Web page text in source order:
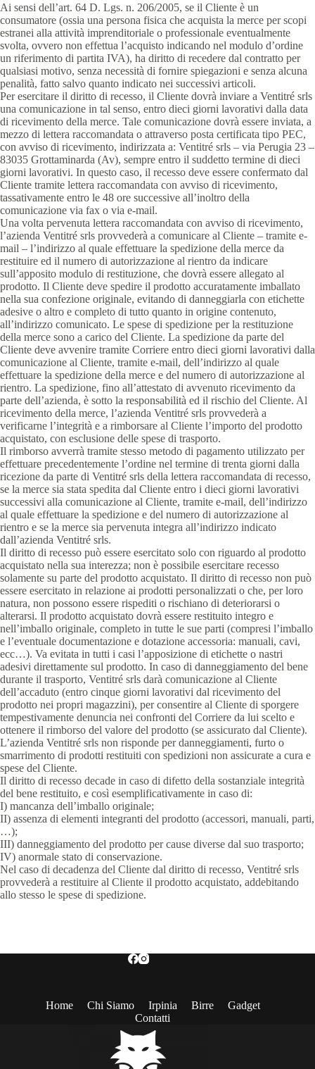
Ai sensi dell’art. 64 D. Lgs. n. 206/2005, se il Cliente è un
consumatore (ossia una persona fisica che acquista la merce per scopi
estranei alla attività imprenditoriale o professionale eventualmente
svolta, ovvero non effettua l’acquisto indicando nel modulo d’ordine
un riferimento di partita IVA), ha diritto di recedere dal contratto per
qualsiasi motivo, senza necessità di fornire spiegazioni e senza alcuna
penalità, fatto salvo quanto indicato nei successivi articoli.
Per esercitare il diritto di recesso, il Cliente dovrà inviare a Ventitré srls
una comunicazione in tal senso, entro dieci giorni lavorativi dalla data
di ricevimento della merce. Tale comunicazione dovrà essere inviata, a
mezzo di lettera raccomandata o attraverso posta certificata tipo PEC,
con avviso di ricevimento, indirizzata a: Ventitré srls – via Perugia 23 –
83035 Grottaminarda (Av), sempre entro il suddetto termine di dieci
giorni lavorativi. In questo caso, il recesso deve essere confermato dal
Cliente tramite lettera raccomandata con avviso di ricevimento,
tassativamente entro le 48 ore successive all’inoltro della
comunicazione via fax o via e-mail.
Una volta pervenuta lettera raccomandata con avviso di ricevimento,
l’azienda Ventitré srls provvederà a comunicare al Cliente – tramite e-
mail – l’indirizzo al quale effettuare la spedizione della merce da
restituire ed il numero di autorizzazione al rientro da indicare
sull’apposito modulo di restituzione, che dovrà essere allegato al
prodotto. Il Cliente deve spedire il prodotto accuratamente imballato
nella sua confezione originale, evitando di danneggiarla con etichette
adesive o altro e completo di tutto quanto in origine contenuto,
all’indirizzo comunicato. Le spese di spedizione per la restituzione
della merce sono a carico del Cliente. La spedizione da parte del
Cliente deve avvenire tramite Corriere entro dieci giorni lavorativi dalla
comunicazione al Cliente, tramite e-mail, dell’indirizzo al quale
effettuare la spedizione della merce e del numero di autorizzazione al
rientro. La spedizione, fino all’attestato di avvenuto ricevimento da
parte dell’azienda, è sotto la responsabilità ed il rischio del Cliente. Al
ricevimento della merce, l’azienda Ventitré srls provvederà a
verificarne l’integrità e a rimborsare al Cliente l’importo del prodotto
acquistato, con esclusione delle spese di trasporto.
Il rimborso avverrà tramite stesso metodo di pagamento utilizzato per
effettuare precedentemente l’ordine nel termine di trenta giorni dalla
ricezione da parte di Ventitré srls della lettera raccomandata di recesso,
se la merce sia stata spedita dal Cliente entro i dieci giorni lavorativi
successivi alla comunicazione al Cliente, tramite e-mail, dell’indirizzo
al quale effettuare la spedizione e del numero di autorizzazione al
rientro e se la merce sia pervenuta integra all’indirizzo indicato
dall’azienda Ventitré srls.
Il diritto di recesso può essere esercitato solo con riguardo al prodotto
acquistato nella sua interezza; non è possibile esercitare recesso
solamente su parte del prodotto acquistato. Il diritto di recesso non può
essere esercitato in relazione ai prodotti personalizzati o che, per loro
natura, non possono essere rispediti o rischiano di deteriorarsi o
alterarsi. Il prodotto acquistato dovrà essere restituito integro e
nell’imballo originale, completo in tutte le sue parti (compresi l’imballo
e l’eventuale documentazione e dotazione accessoria: manuali, cavi,
ecc…). Va evitata in tutti i casi l’apposizione di etichette o nastri
adesivi direttamente sul prodotto. In caso di danneggiamento del bene
durante il trasporto, Ventitré srls darà comunicazione al Cliente
dell’accaduto (entro cinque giorni lavorativi dal ricevimento del
prodotto nei propri magazzini), per consentire al Cliente di sporgere
tempestivamente denuncia nei confronti del Corriere da lui scelto e
ottenere il rimborso del valore del prodotto (se assicurato dal Cliente).
L’azienda Ventitré srls non risponde per danneggiamenti, furto o
smarrimento di prodotti restituiti con spedizioni non assicurate a cura e
spese del Cliente.
Il diritto di recesso decade in caso di difetto della sostanziale integrità
del bene restituito, e così esemplificativamente in caso di:
I) mancanza dell’imballo originale;
II) assenza di elementi integranti del prodotto (accessori, manuali, parti,
…);
III) danneggiamento del prodotto per cause diverse dal suo trasporto;
IV) anormale stato di conservazione.
Nel caso di decadenza del Cliente dal diritto di recesso, Ventitré srls
provvederà a restituire al Cliente il prodotto acquistato, addebitando
allo stesso le spese di spedizione.
Home Chi Siamo Irpinia Birre
Gadget
Contatti